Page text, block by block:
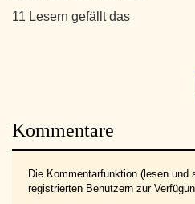
11 Lesern gefällt das
Kommentare
Die Kommentarfunktion (lesen
registrierten Benutzern zur